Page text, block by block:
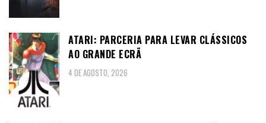
ATARI: PARCERIA PARA LEVAR CLÁSSICOS
AO GRANDE ECRÃ
4 DE AGOSTO, 2026